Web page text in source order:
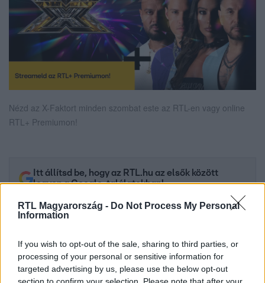
RTL Magyarország - Do Not Process My Personal
Information
If you wish to opt-out of the sale, sharing to third parties, or
processing of your personal or sensitive information for
targeted advertising by us, please use the below opt-out
section to confirm your selection. Please note that after your
Nézd az X-Faktort minden szombat este az RTL-en vagy online
RTL+ Premiumon!
Itt állítsd be, hogy az RTL.hu az elsők között
legyen a Google-találatokban!